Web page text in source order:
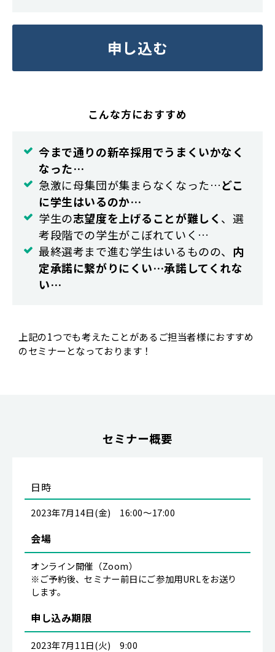
申し込む
こんな方におすすめ
今まで通りの新卒採用でうまくいかなく
なった…
急激に母集団が集まらなくなった…どこ
に学生はいるのか…
学生の志望度を上げることが難しく、選
考段階での学生がこぼれていく…
最終選考まで進む学生はいるものの、 内
定承諾に繋がりにくい…承諾してくれな
い…
上記の1つでも考えたことがあるご担当者様におすすめ
のセミナーとなっております！
セミナー概要
日時
2023年7月14日(金) 16:00～17:00
会場
オンライン開催（Zoom）
※ご予約後、セミナー前日にご参加用URLをお送り
します。
申し込み期限
2023年7月11日(火) 9:00